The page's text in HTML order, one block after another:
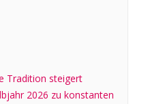
Tradition steigert
2026 zu konstanten